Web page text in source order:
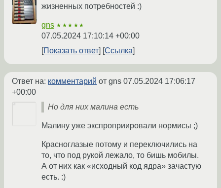
жизненных потребностей :)
gns ★★★★★
07.05.2024 17:10:14 +00:00
Показать ответ
Ссылка
Ответ на: комментарий от gns 07.05.2024 17:06:17
+00:00
Но для них малина есть
Малину уже экспроприировали нормисы ;)
Красноглазые потому и переключились на
то, что под рукой лежало, то бишь мобилы.
А от них как «исходный код ядра» зачастую
есть. :)